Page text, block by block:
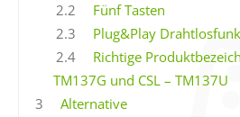
2.2
Fünf Tasten
2.3
Plug&Play
2.4
Richtige
TM137G und CSL – TM137U
3
Alternative